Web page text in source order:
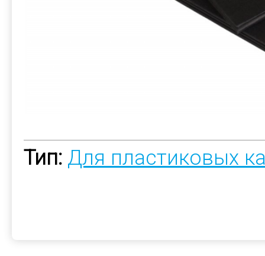
Тип: Для пластиковых